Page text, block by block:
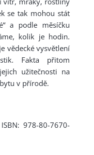
se tak mohou stát
a podle měsíčku
kolik je hodin.
vědecké vysvětlení
Fakta přitom
užitečnosti na
v přírodě.
978-80-7670-